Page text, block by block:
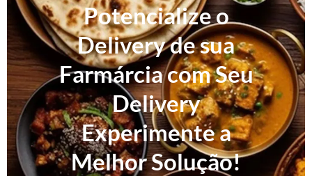
Potencialize o
Delivery de sua
Farmárcia com Seu
Delivery
Experimente a
Melhor Solução!